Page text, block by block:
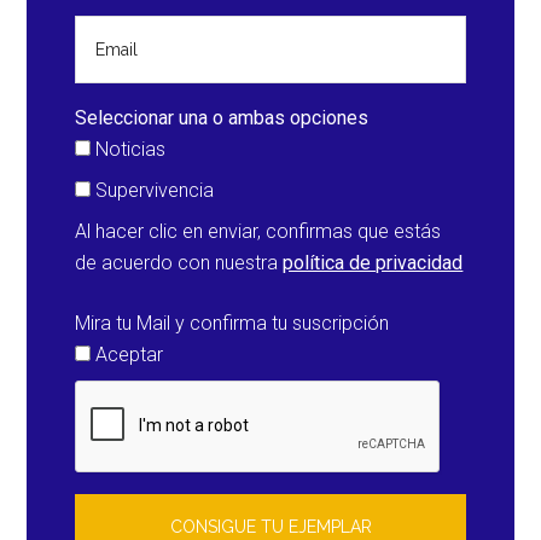
de
Seleccionar una o ambas opciones
Noticias
Supervivencia
Al hacer clic en enviar, confirmas que estás
de acuerdo con nuestrapolítica de privacidad
Mira tu Mail y confirma tu suscripción
Aceptar